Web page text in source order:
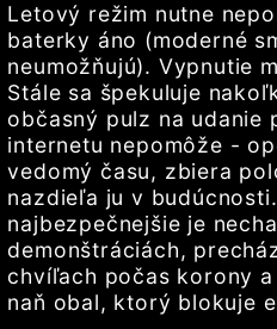
Letový režim nutne
baterky áno (moderné
neumožňujú). Vypnutie
Stále sa špekuluje
občasný pulz na udanie
internetu nepomôže -
vedomý času, zbiera
nazdieľa ju v
najbezpečnejšie je
demonštráciách,
chvíľach počas korony
naň obal, ktorý blokuje